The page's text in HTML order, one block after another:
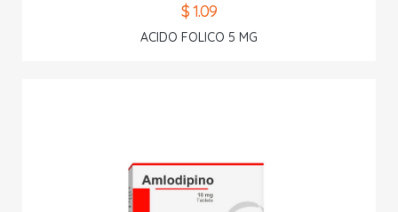
$ 1.09
ACIDO FOLICO 5 MG